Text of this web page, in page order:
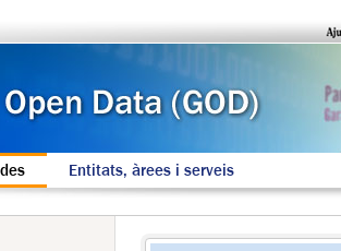
Entitats, àrees i serveis